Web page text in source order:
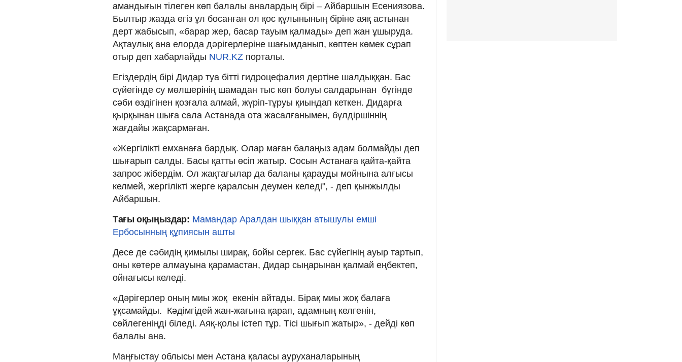
амандығын тілеген көп балалы аналардың бірі – Айбаршын Есениязова.
Былтыр жазда егіз ұл босанған ол қос құлынының біріне аяқ астынан
дерт жабысып, «барар жер, басар тауым қалмады» деп жан ұшыруда.
Ақтаулық ана елорда дәрігерлеріне шағымданып, көптен көмек сұрап
отыр деп хабарлайды NUR.KZ порталы.
Егіздердің бірі Дидар туа бітті гидроцефалия дертіне шалдыққан. Бас
сүйегінде су мөлшерінің шамадан тыс көп болуы салдарынан бүгінде
сәби өздігінен қозғала алмай, жүріп-тұруы қиындап кеткен. Дидарға
қырқынан шыға сала Астанада ота жасалғанымен, бүлдіршіннің
жағдайы жақсармаған.
«Жергілікті емханаға бардық. Олар маған балаңыз адам болмайды деп
шығарып салды. Басы қатты өсіп жатыр. Сосын Астанаға қайта-қайта
запрос жібердім. Ол жақтағылар да баланы қарауды мойнына алғысы
келмей, жергілікті жерге қаралсын деумен келеді", - деп қынжылды
Айбаршын.
Тағы оқыңыздар: Мамандар Аралдан шыққан атышулы емші
Ербосынның құпиясын ашты
Десе де сәбидің қимылы ширақ, бойы сергек. Бас сүйегінің ауыр тартып,
оны көтере алмауына қарамастан, Дидар сыңарынан қалмай еңбектеп,
ойнағысы келеді.
«Дәрігерлер оның миы жоқ екенін айтады. Бірақ миы жоқ балаға
ұқсамайды. Кәдімгідей жан-жағына қарап, адамның келгенін,
сөйлегеніңді біледі. Аяқ-қолы істеп тұр. Тісі шығып жатыр», - дейді көп
балалы ана.
Маңғыстау облысы мен Астана қаласы ауруханаларының